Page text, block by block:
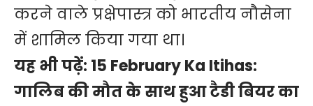
करने वाले प्रक्षेपास्त्र को भारतीय नौसेना
में शामिल किया गया था।
यह भी पढ़ें: 15 February Ka Itihas:
गालिब की मौत के साथ हुआ टैडी बियर का